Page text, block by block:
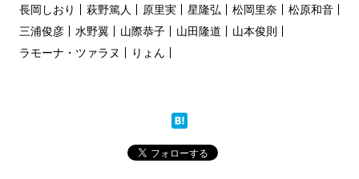
長岡しおり
萩野篤人 原里実 星隆弘 松岡里奈
松原和音
三浦俊彦
水野翼 山際恭子 山田隆道
山本俊則
ラモーナ・ツァラヌ
りょん